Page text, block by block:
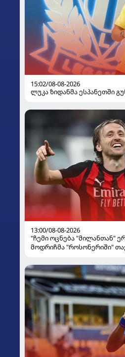
15:02/08-08-2026
ლუკა ზიდანმა ესპანეთში
13:00/08-08-2026
"ჩემი ოცნება "მილანთან"
მოდრიჩმა "როსონერიში"